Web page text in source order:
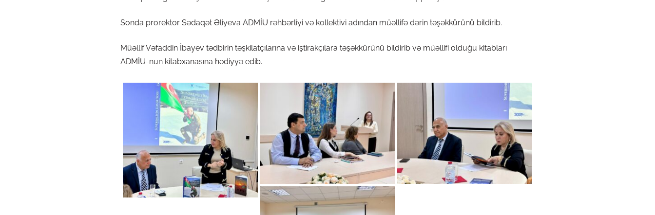
Sonda prorektor Sədaqət Əliyeva ADMİU rəhbərliyi və kollektivi adından müəllifə dərin təşəkkürünü bildirib.
Müəllif Vəfaddin İbayev tədbirin təşkilatçılarına və iştirakçılara təşəkkürünü bildirib və müəllifi olduğu kitabları
ADMİU-nun kitabxanasına hədiyyə edib.